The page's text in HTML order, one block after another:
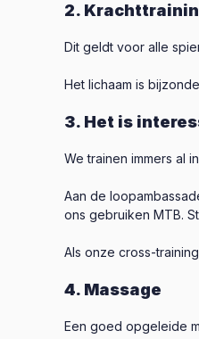
2.
Dit geldt voor alle
Het lichaam is
3. Het is
We trainen immers al
Aan de
ons gebruiken MTB.
Als onze cross-
4. Massage
Een goed opgeleide